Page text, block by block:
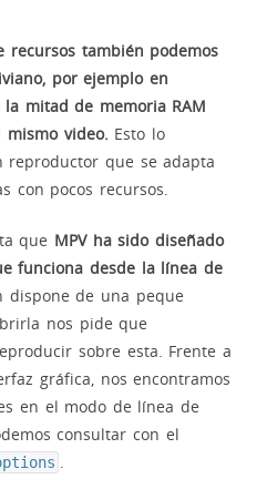
recursos también podemos
por ejemplo en
mitad de memoria RAM
mismo video. Esto lo
que se adapta
con pocos recursos.
que MPV ha sido diseñado
funciona desde la línea de
dispone de una peque
nos pide que
sobre esta. Frente a
gráfica, nos encontramos
en el modo de línea de
consultar con el